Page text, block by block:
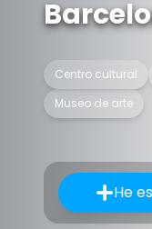
Centro cultural
Museo de arte
He